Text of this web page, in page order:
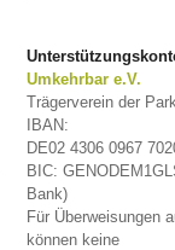
Umkehrbar e.V.
Trägerverein der
IBAN:
DE02 4306 0967
BIC:
Bank)
Für Überweisungen
können keine